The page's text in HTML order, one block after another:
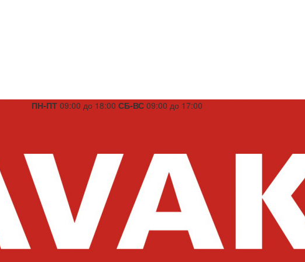
ПН-ПТ 09:00 до 18:00 СБ-ВС 09:00 до 17:00